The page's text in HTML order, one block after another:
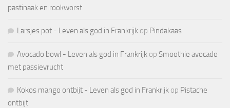
pastinaak en rookworst
Larsjes pot - Leven als god in Frankrijk op Pindakaas
Avocado bowl - Leven als god in Frankrijk op Smoothie avocado
met passievrucht
Kokos mango ontbijt - Leven als god in Frankrijk op Pistache
ontbijt